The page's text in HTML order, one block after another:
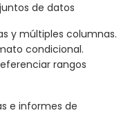
de datos
y múltiples columnas.
condicional.
rangos
e informes de